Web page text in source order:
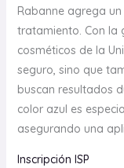
Rabanne agrega
tratamiento. Con la
cosméticos de la
seguro, sino que
buscan resultados
color azul es
asegurando una
Inscripción ISP